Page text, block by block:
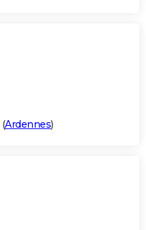
(Ardennes)